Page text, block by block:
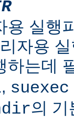
용 실행
자용
하는데
, suexec
의 기